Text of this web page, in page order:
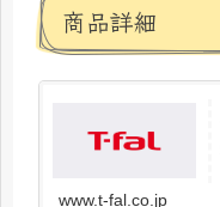
商品詳細
www.t-fal.co.jp